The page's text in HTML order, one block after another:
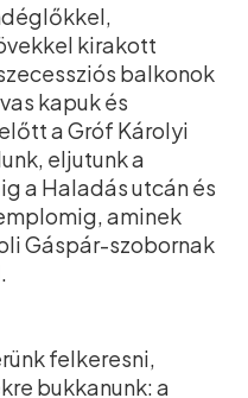
kirakott
balkonok
kapuk és
a Gróf Károlyi
eljutunk a
a Haladás utcán és
aminek
Gáspár-szobornak
felkeresni,
bukkanunk: a